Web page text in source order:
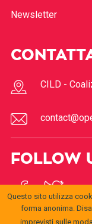
Newsletter
CILD -
FOLLOW
Questo sito utilizza
forma anonima.
imprevisti sulle